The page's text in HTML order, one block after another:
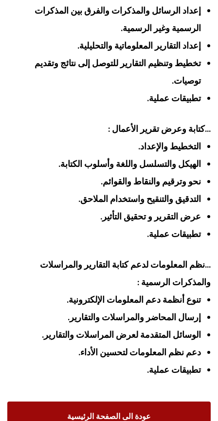
إعداد الرسائل والمذكرات والفرق بين المذكرات
الرسمية وغير الرسمية.
إعداد التقارير المعلوماتية والتحليلية.
تخطيط وتنظيم التقارير للتوصل إلى نتائج وتقديم
توصيات.
تطبيقات عملية.
‏…كتابة وعرض تقرير الأعمال :‏
‏التخطيط والإعداد‏.
‏الهيكل والتسلسل‏ و‏اللغة وأسلوب الكتابة‏.
‏نحو‏ و‏ترقيم‏ و‏النقاط والقوائم‏.
‏التدقيق والتنقيح‏ و‏استخدام الملاحق.
‏عرض التقرير و ‏تحقيق التأثير.
تطبيقات عملية.
…نظم المعلومات لدعم كتابة التقارير والمراسلات
والمذكرات الرسمية :
تنوع أنظمة دعم المعلومات الإلكترونية.
إرسال المحاضر والمراسلات والتقارير.
الوسائل المتقدمة لعرض المراسلات والتقارير.
دعم نظم المعلومات لتحسين الأداء.
تطبيقات عملية.
عودة الى الصفحة الرئيسية